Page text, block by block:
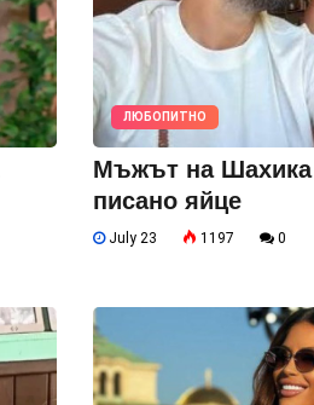
ЛЮБОПИТНО
Мъжът на Шахика
писано яйце
July 23 1197 0